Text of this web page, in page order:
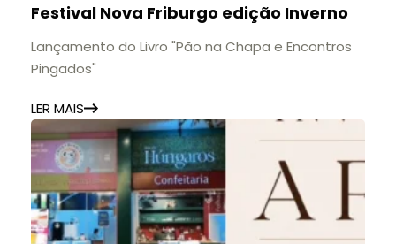
Festival Nova Friburgo edição Inverno
Lançamento do Livro "Pão na Chapa e Encontros
Pingados"
LER MAIS